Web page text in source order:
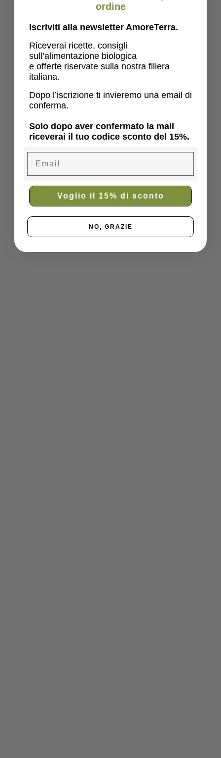
ordine
Iscriviti alla newsletter AmoreTerra.
Riceverai ricette, consigli
sull’alimentazione biologica
e offerte riservate sulla nostra filiera
italiana.
Dopo l’iscrizione ti invieremo una email di
conferma.
Solo dopo aver confermato la mail
riceverai il tuo codice sconto del 15%.
Voglio il 15% di sconto
NO, GRAZIE